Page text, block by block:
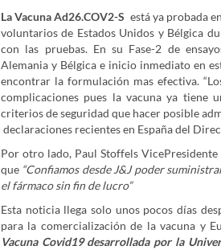
La Vacuna Ad26.COV2-S está ya probada
voluntarios de Estados Unidos y Bélgica
con las pruebas. En su Fase-2 de
Alemania y Bélgica e inicio inmediato en
encontrar la formulación mas efectiva.
complicaciones pues la vacuna ya tiene
criterios de seguridad que hacer posible
declaraciones recientes en España del
Por otro lado, Paul Stoffels
que “Confiamos desde J&J poder
el fármaco sin fin de lucro”
Esta noticia llega solo unos pocos días
para la comercialización de la vacuna y
Vacuna Covid19 desarrollada por la